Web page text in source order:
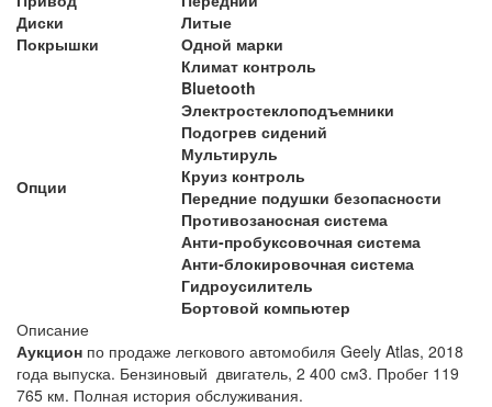
Диски
Литые
Покрышки
Одной марки
Опции
Климат контроль
Bluetooth
Электростеклоподъемники
Подогрев сидений
Мультируль
Круиз контроль
Передние подушки безопасности
Противозаносная система
Анти-пробуксовочная система
Анти-блокировочная система
Гидроусилитель
Бортовой компьютер
Описание
Аукцион по продаже легкового автомобиля Geely Atlas, 2018
года выпуска. Бензиновый двигатель, 2 400 см3. Пробег 119
765 км. Полная история обслуживания.